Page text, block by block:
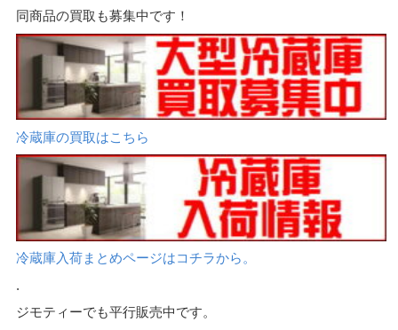
同商品の買取も募集中です！
冷蔵庫の買取はこちら
冷蔵庫入荷まとめページはコチラから。
.
ジモティーでも平行販売中です。